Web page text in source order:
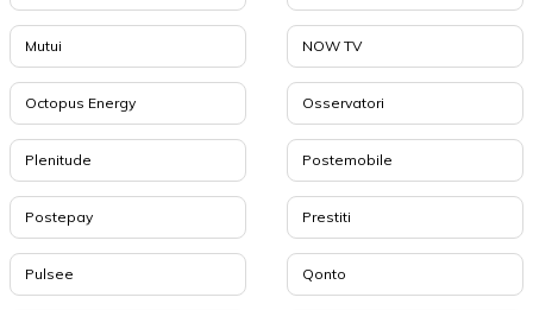
Mutui NOW TV
Octopus Energy Osservatori
Plenitude Postemobile
Postepay Prestiti
Pulsee Qonto